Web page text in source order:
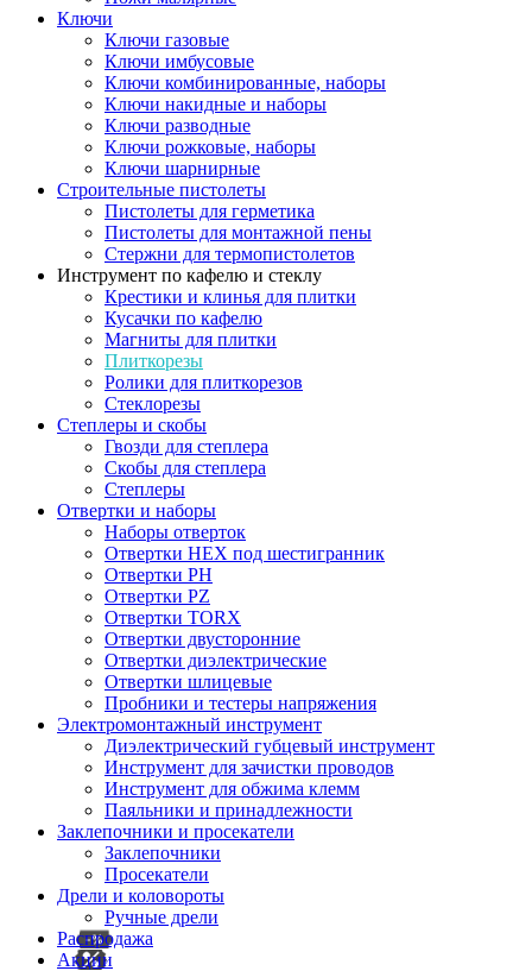
Ключи
Ключи газовые
Ключи имбусовые
Ключи комбинированные, наборы
Ключи накидные и наборы
Ключи разводные
Ключи рожковые, наборы
Ключи шарнирные
Строительные пистолеты
Пистолеты для герметика
Пистолеты для монтажной пены
Стержни для термопистолетов
Инструмент по кафелю и стеклу
Крестики и клинья для плитки
Кусачки по кафелю
Магниты для плитки
Плиткорезы
Ролики для плиткорезов
Стеклорезы
Степлеры и скобы
Гвозди для степлера
Скобы для степлера
Степлеры
Отвертки и наборы
Наборы отверток
Отвертки HEX под шестигранник
Отвертки PH
Отвертки PZ
Отвертки TORX
Отвертки двусторонние
Отвертки диэлектрические
Отвертки шлицевые
Пробники и тестеры напряжения
Электромонтажный инструмент
Диэлектрический губцевый инструмент
Инструмент для зачистки проводов
Инструмент для обжима клемм
Паяльники и принадлежности
Заклепочники и просекатели
Заклепочники
Просекатели
Дрели и коловороты
Ручные дрели
Распродажа
Акции